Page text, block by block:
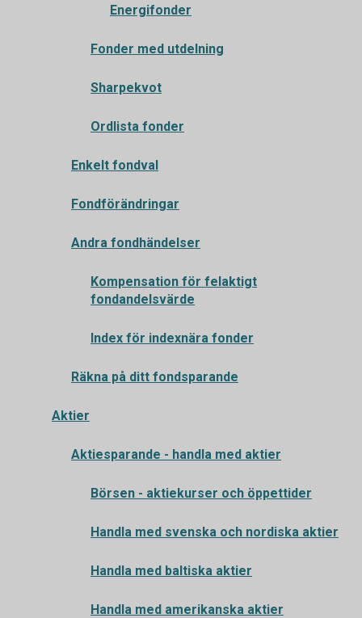
Energifonder
Fonder med utdelning
Sharpekvot
Ordlista fonder
Enkelt fondval
Fondförändringar
Andra fondhändelser
Kompensation för felaktigt
fondandelsvärde
Index för indexnära fonder
Räkna på ditt fondsparande
Aktier
Aktiesparande - handla med aktier
Börsen - aktiekurser och öppettider
Handla med svenska och nordiska aktier
Handla med baltiska aktier
Handla med amerikanska aktier